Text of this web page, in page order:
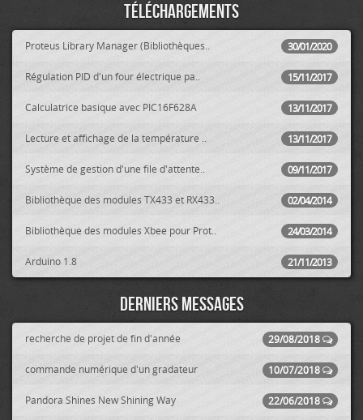
Téléchargements
30/01/2020
Proteus Library Manager (Bibliothèques..
15/11/2017
Régulation PID d'un four électrique pa..
13/11/2017
Calculatrice basique avec PIC16F628A
13/11/2017
Lecture et affichage de la température ..
09/11/2017
Système de gestion d'une file d'attente..
02/04/2014
Bibliothèque des modules TX433 et RX433..
24/03/2014
Bibliothèque des modules Xbee pour Prot..
21/11/2013
Arduino 1.8
Derniers messages
29/08/2018
recherche de projet de fin d'année
10/07/2018
commande numérique d'un gradateur
22/06/2018
Pandora Shines New Shining Way